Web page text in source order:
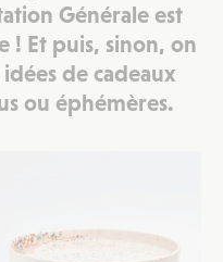
Générale est
! Et puis, sinon, on
de cadeaux
ou éphémères.